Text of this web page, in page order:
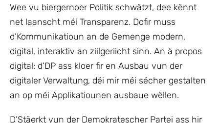
Wee vu biergernoer Politik schwätzt, dee kënnt
net laanscht méi Transparenz. Dofir muss
d’Kommunikatioun an de Gemenge modern,
digital, interaktiv an ziilgeriicht sinn. An à propos
digital: d’DP ass kloer fir en Ausbau vun der
digitaler Verwaltung, déi mir méi sécher gestalten
an op méi Applikatiounen ausbaue wëllen.
D’Stäerkt vun der Demokratescher Partei ass hir